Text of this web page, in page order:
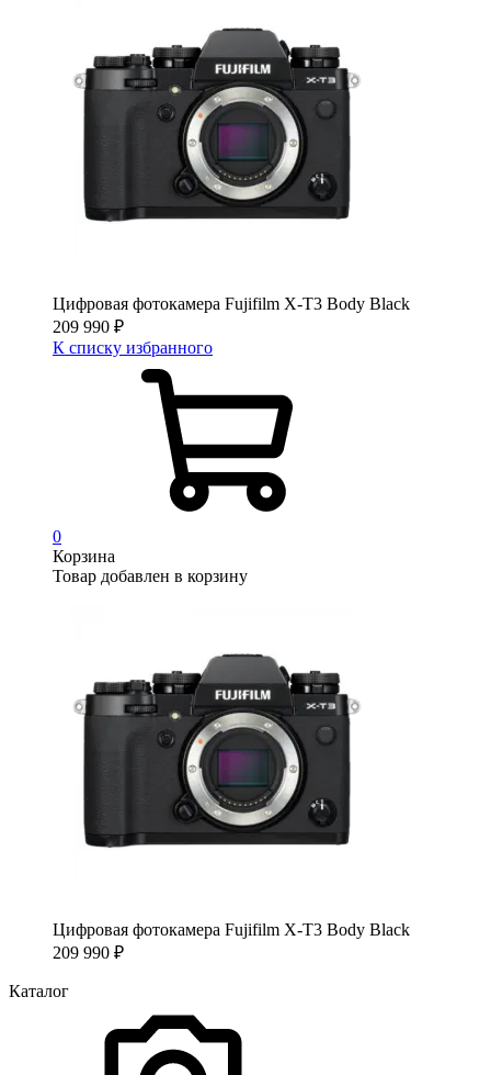
Цифровая фотокамера Fujifilm X-T3 Body Black
209 990 ₽
К списку избранного
0
Корзина
Товар добавлен в корзину
Цифровая фотокамера Fujifilm X-T3 Body Black
209 990 ₽
Каталог